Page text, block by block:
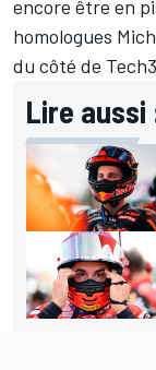
encore être en
homologues
du côté de
Lire aussi